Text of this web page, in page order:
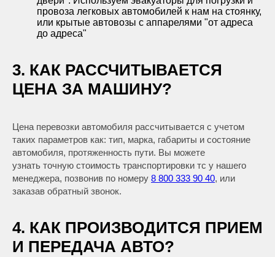
провоза легковых автомобилей к нам на стоянку,
или крытые автовозы с аппарелями "от адреса
до адреса"
3. КАК РАССЧИТЫВАЕТСЯ
ЦЕНА ЗА МАШИНУ?
Цена перевозки автомобиля рассчитывается с учетом
таких параметров как: тип, марка, габариты и состояние
автомобиля, протяженность пути. Вы можете
узнать точную стоимость транспортировки тс у нашего
менеджера, позвонив по номеру 8 800 333 90 40, или
заказав обратный звонок.
4. КАК ПРОИЗВОДИТСЯ ПРИЕМ
И ПЕРЕДАЧА АВТО?